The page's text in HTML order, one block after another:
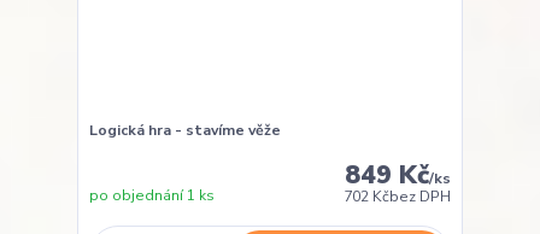
Logická hra - stavíme věže
849 Kč/ks
702 Kčbez DPH
po objednání 1 ks